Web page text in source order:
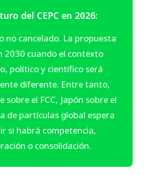
del CEPC en 2026:
no cancelado. La propuesta
2030 cuando el contexto
político y científico será
diferente. Entre tanto,
sobre el FCC, Japón sobre el
de partículas global espera
si habrá competencia,
o consolidación.